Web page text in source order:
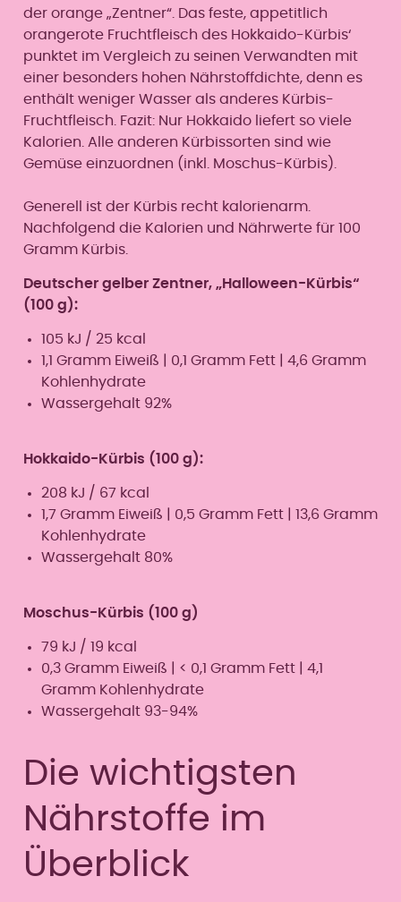
der orange „Zentner“. Das feste, appetitlich
orangerote Fruchtfleisch des Hokkaido-Kürbis‘
punktet im Vergleich zu seinen Verwandten mit
einer besonders hohen Nährstoffdichte, denn es
enthält weniger Wasser als anderes Kürbis-
Fruchtfleisch. Fazit: Nur Hokkaido liefert so viele
Kalorien. Alle anderen Kürbissorten sind wie
Gemüse einzuordnen (inkl. Moschus-Kürbis).
Generell ist der Kürbis recht kalorienarm.
Nachfolgend die Kalorien und Nährwerte für 100
Gramm Kürbis.
Deutscher gelber Zentner, „Halloween-Kürbis“
(100 g):
105 kJ / 25 kcal
1,1 Gramm Eiweiß | 0,1 Gramm Fett | 4,6 Gramm
Kohlenhydrate
Wassergehalt 92%
Hokkaido-Kürbis (100 g):
208 kJ / 67 kcal
1,7 Gramm Eiweiß | 0,5 Gramm Fett | 13,6 Gramm
Kohlenhydrate
Wassergehalt 80%
Moschus-Kürbis (100 g)
79 kJ / 19 kcal
0,3 Gramm Eiweiß | < 0,1 Gramm Fett | 4,1
Gramm Kohlenhydrate
Wassergehalt 93-94%
Die wichtigsten
Nährstoffe im
Überblick